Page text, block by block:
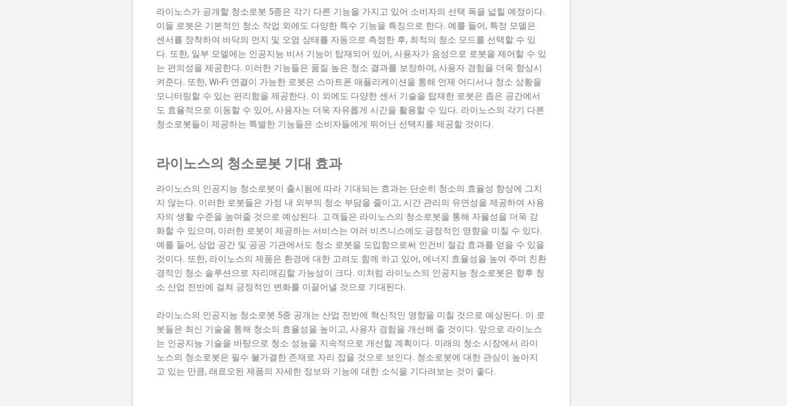
라이노스가 공개할 청소로봇 5종은 각기 다른 기능을 가지고 있어 소비자의 선택 폭을 넓힐 예정이다.
이들 로봇은 기본적인 청소 작업 외에도 다양한 특수 기능을 특징으로 한다. 예를 들어, 특정 모델은
센서를 장착하여 바닥의 먼지 및 오염 상태를 자동으로 측정한 후, 최적의 청소 모드를 선택할 수 있
다. 또한, 일부 모델에는 인공지능 비서 기능이 탑재되어 있어, 사용자가 음성으로 로봇을 제어할 수 있
는 편의성을 제공한다. 이러한 기능들은 품질 높은 청소 결과를 보장하며, 사용자 경험을 더욱 향상시
켜준다. 또한, Wi-Fi 연결이 가능한 로봇은 스마트폰 애플리케이션을 통해 언제 어디서나 청소 상황을
모니터링할 수 있는 편리함을 제공한다. 이 외에도 다양한 센서 기술을 탑재한 로봇은 좁은 공간에서
도 효율적으로 이동할 수 있어, 사용자는 더욱 자유롭게 시간을 활용할 수 있다. 라이노스의 각기 다른
청소로봇들이 제공하는 특별한 기능들은 소비자들에게 뛰어난 선택지를 제공할 것이다.
라이노스의 청소로봇 기대 효과
라이노스의 인공지능 청소로봇이 출시됨에 따라 기대되는 효과는 단순히 청소의 효율성 향상에 그치
지 않는다. 이러한 로봇들은 가정 내 외부의 청소 부담을 줄이고, 시간 관리의 유연성을 제공하여 사용
자의 생활 수준을 높여줄 것으로 예상된다. 고객들은 라이노스의 청소로봇을 통해 자율성을 더욱 강
화할 수 있으며, 이러한 로봇이 제공하는 서비스는 여러 비즈니스에도 긍정적인 영향을 미칠 수 있다.
예를 들어, 상업 공간 및 공공 기관에서도 청소 로봇을 도입함으로써 인건비 절감 효과를 얻을 수 있을
것이다. 또한, 라이노스의 제품은 환경에 대한 고려도 함께 하고 있어, 에너지 효율성을 높여 주며 친환
경적인 청소 솔루션으로 자리매김할 가능성이 크다. 이처럼 라이노스의 인공지능 청소로봇은 향후 청
소 산업 전반에 걸쳐 긍정적인 변화를 이끌어낼 것으로 기대된다.
라이노스의 인공지능 청소로봇 5종 공개는 산업 전반에 혁신적인 영향을 미칠 것으로 예상된다. 이 로
봇들은 최신 기술을 통해 청소의 효율성을 높이고, 사용자 경험을 개선해 줄 것이다. 앞으로 라이노스
는 인공지능 기술을 바탕으로 청소 성능을 지속적으로 개선할 계획이다. 미래의 청소 시장에서 라이
노스의 청소로봇은 필수 불가결한 존재로 자리 잡을 것으로 보인다. 청소로봇에 대한 관심이 높아지
고 있는 만큼, 래료오된 제품의 자세한 정보와 기능에 대한 소식을 기다려보는 것이 좋다.